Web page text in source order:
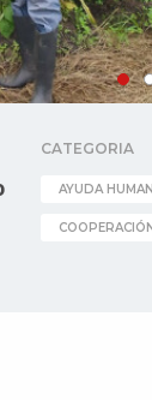
CATEGORIA
AYUDA